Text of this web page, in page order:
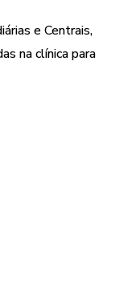
e Centrais,
na clínica para